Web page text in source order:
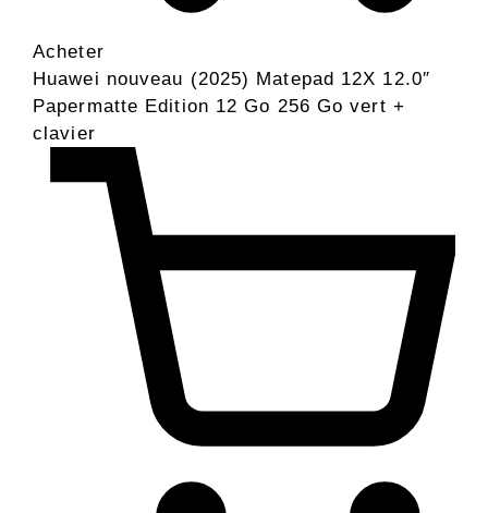
Acheter
Huawei nouveau (2025) Matepad 12X 12.0″
Papermatte Edition 12 Go 256 Go vert +
clavier